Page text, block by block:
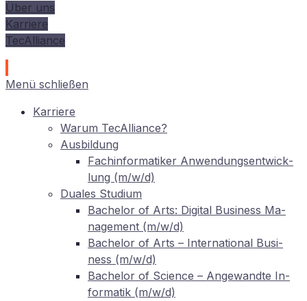
Über uns
Karriere
TecAlliance
Menü schließen
Kar­rie­re
War­um TecAlliance?
Aus­bil­dung
Fach­in­for­ma­ti­ker An­wen­dungs­ent­wick­
lung (m/w/d)
Dua­les Studium
Ba­che­lor of Arts: Di­gi­tal Busi­ness Ma­
nage­ment (m/w/d)
Ba­che­lor of Arts – In­ter­na­tio­nal Busi­
ness (m/w/d)
Ba­che­lor of Sci­ence – An­ge­wand­te In­
for­ma­tik (m/w/d)